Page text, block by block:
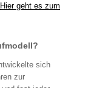
Hier geht es zum
sich
zur